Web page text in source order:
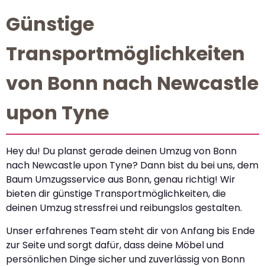
Günstige
Transportmöglichkeiten
von Bonn nach Newcastle
upon Tyne
Hey du! Du planst gerade deinen Umzug von Bonn
nach Newcastle upon Tyne? Dann bist du bei uns, dem
Baum Umzugsservice aus Bonn, genau richtig! Wir
bieten dir günstige Transportmöglichkeiten, die
deinen Umzug stressfrei und reibungslos gestalten.
Unser erfahrenes Team steht dir von Anfang bis Ende
zur Seite und sorgt dafür, dass deine Möbel und
persönlichen Dinge sicher und zuverlässig von Bonn